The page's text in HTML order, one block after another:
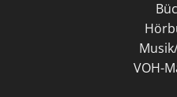
VOH-